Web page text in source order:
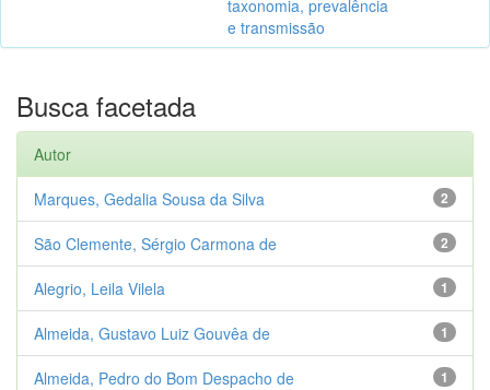
taxonomia, prevalência
e transmissão
Busca facetada
Autor
2
Marques, Gedalia Sousa da Silva
2
São Clemente, Sérgio Carmona de
1
Alegrio, Leila Vilela
1
Almeida, Gustavo Luiz Gouvêa de
1
Almeida, Pedro do Bom Despacho de